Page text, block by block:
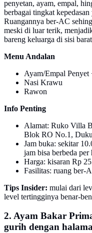
penyetan, ayam, empal,
berbagai tingkat
Ruangannya ber-AC
meski di luar terik,
bareng keluarga di sisi
Menu Andalan
Ayam/Empal Penyet
Nasi Krawu
Rawon
Info Penting
Alamat: Ruko Villa
Blok RO No.1,
Jam buka: sekitar
jam bisa berbeda per
Harga: kisaran Rp
Fasilitas: ruang ber-
Tips Insider: mulai dari
level tertingginya benar-
2. Ayam Bakar
gurih dengan